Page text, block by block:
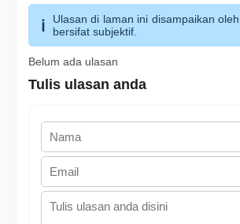
Ulasan di laman ini disampaikan
bersifat subjektif.
Belum ada ulasan
Tulis ulasan anda